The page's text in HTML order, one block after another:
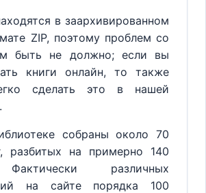
в заархивированном
ZIP, поэтому проблем со
быть не должно; если вы
книги онлайн, то также
сделать это в нашей
собраны около 70
разбитых на примерно 140
различных
на сайте порядка 100